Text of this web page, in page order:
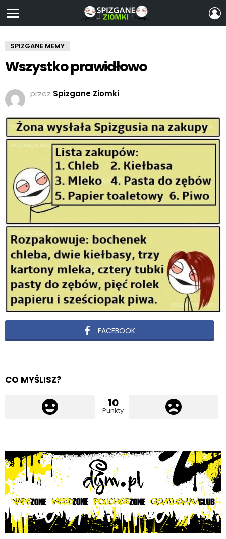
SPIZGANE MEMY
Wszystko prawidłowo
przez Spizgane Ziomki
FACEBOOK
CO MYŚLISZ?
10
Punkty